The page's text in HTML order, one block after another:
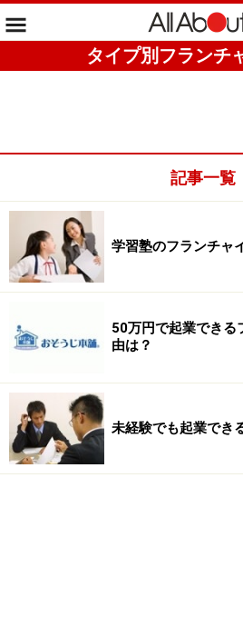
タイプ別フランチ
記事一覧
学習塾のフランチャ
50万円で起業できる
由は？
未経験でも起業でき